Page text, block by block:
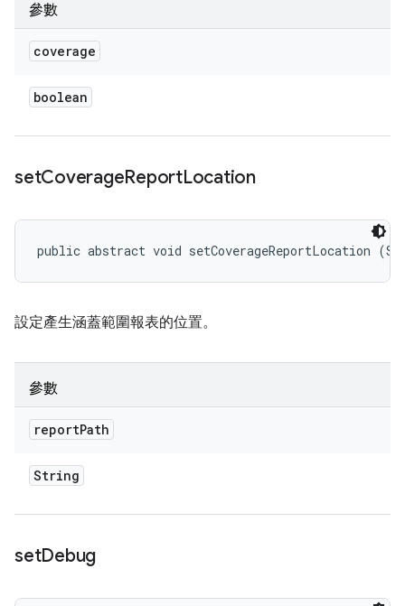
參數
coverage
boolean
setCoverageReportLocation
public abstract void setCoverageReportLocation
設定產生涵蓋範圍報表的位置。
參數
reportPath
String
setDebug